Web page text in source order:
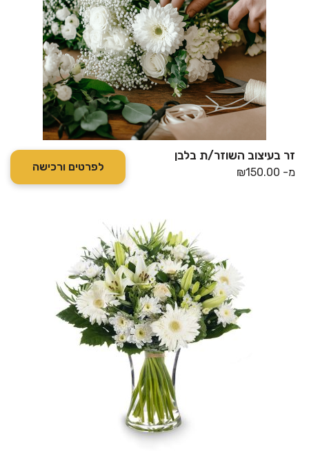
זר בעיצוב השוזר/ת בלבן
מ- ₪150.00 לפרטים ורכישה